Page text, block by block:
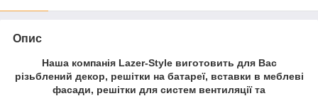
Опис
Наша компанія Lazer-Style виготовить для Вас
різьблений декор, решітки на батареї, вставки в меблеві
фасади, решітки для систем вентиляції та